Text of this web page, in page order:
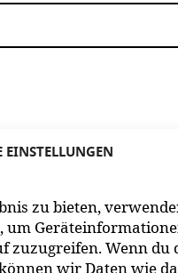
EINSTELLUNGEN
zu bieten,
um
zuzugreifen. Wenn du
wir Daten wie
ZUM